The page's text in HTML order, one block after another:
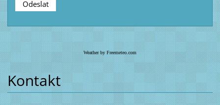
Weather by Freemeteo.com
Kontakt